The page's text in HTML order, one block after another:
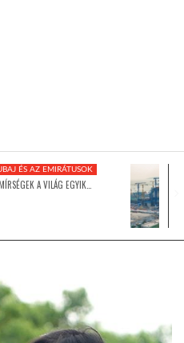
ÉS AZ EMIRÁTUSOK
A VILÁG EGYIK…